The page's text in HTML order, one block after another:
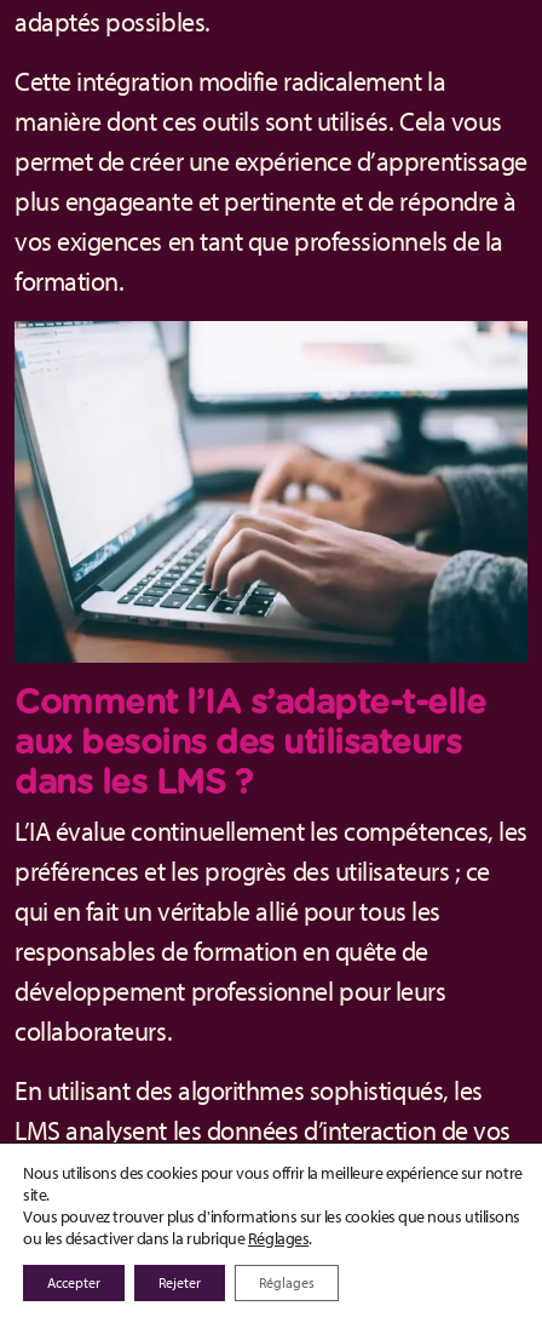
adaptés possibles.
Cette intégration modifie radicalement la
manière dont ces outils sont utilisés. Cela vous
permet de créer une expérience d’apprentissage
plus engageante et pertinente et de répondre à
vos exigences en tant que professionnels de la
formation.
Comment l’IA s’adapte-t-elle
aux besoins des utilisateurs
dans les LMS ?
L’IA évalue continuellement les compétences, les
préférences et les progrès des utilisateurs ; ce
qui en fait un véritable allié pour tous les
responsables de formation en quête de
développement professionnel pour leurs
collaborateurs.
En utilisant des algorithmes sophistiqués, les
LMS analysent les données d’interaction de vos
apprenants et la façon dont chacun d’entre eux
interagit avec le matériel pédagogique.
Par exemple, si votre collaborateur montre une
maitrise rapide d’un sujet, le système peut lui
Nous utilisons des cookies pour vous offrir la meilleure expérience sur notre
site.
Vous pouvez trouver plus d'informations sur les cookies que nous utilisons
ou les désactiver dans la rubriqueRéglages.
Accepter Rejeter Réglages